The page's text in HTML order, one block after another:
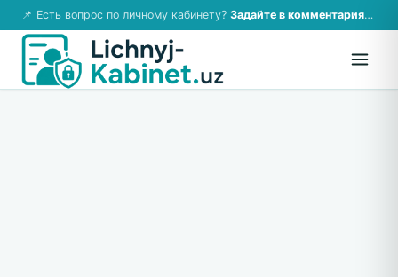
📌 Есть вопрос по личному кабинету? Задайте в комментариях — ответим!